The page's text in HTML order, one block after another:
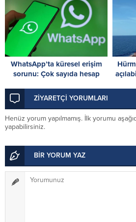
WhatsApp’ta küresel erişim
sorunu: Çok sayıda hesap
alındı
ZİYARETÇİ YORUMLARI
Henüz yorum yapılmamış. İlk yorumu
yapabilirsiniz.
BİR YORUM YAZ